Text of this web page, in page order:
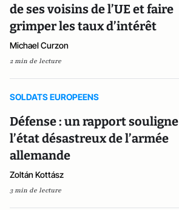
de ses voisins de l’UE et faire
grimper les taux d’intérêt
Michael Curzon
2 min de lecture
SOLDATS EUROPEENS
Défense : un rapport souligne
l’état désastreux de l’armée
allemande
Zoltán Kottász
3 min de lecture